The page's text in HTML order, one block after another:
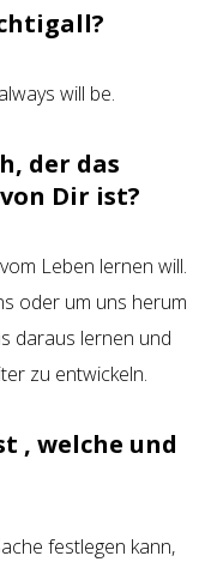
will be.
der das
Dir ist?
Leben lernen will.
oder um uns herum
daraus lernen und
zu entwickeln.
, welche und
festlegen kann,